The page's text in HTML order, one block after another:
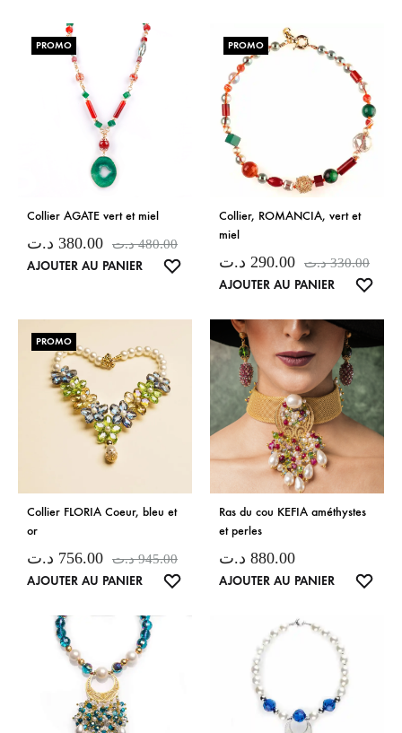
PROMO
Collier AGATE vert et miel
380.00 د.ت 480.00 د.ت
AJOUTER AU PANIER
PROMO
Collier, ROMANCIA, vert et
miel
290.00 د.ت 330.00 د.ت
AJOUTER AU PANIER
PROMO
Collier FLORIA Coeur, bleu et
or
756.00 د.ت 945.00 د.ت
AJOUTER AU PANIER
Ras du cou KEFIA améthystes
et perles
880.00 د.ت
AJOUTER AU PANIER